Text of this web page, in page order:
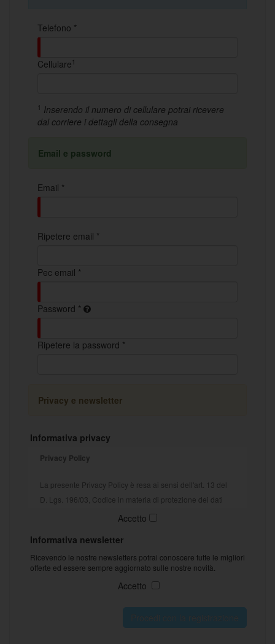
Telefono *
Cellulare 1
1 Inserendo il numero di cellulare potrai ricevere
dal corriere i dettagli della consegna
Email e password
Email *
Ripetere email *
Pec email *
Password *
Ripetere la password *
Privacy e newsletter
Informativa privacy
Privacy Policy
La presente Privacy Policy è resa ai sensi dell'art. 13 del
D. Lgs. 196/03, Codice in materia di protezione dei dati
personali e del Regolamento UE 20016/679 (GDPR).
volontariamente a MARIOCART S.R.L., Titolare del
trattamento, i propri dati personali. I dati personali
dell’utente inviati dagli utenti mediante le procedure di
registrazione ai nostri servizi saranno trattati nel rispetto
Accetto
Informativa newsletter
Ricevendo le nostre newsletters potrai conoscere tutte le migliori
offerte ed essere sempre aggiornato sulle nostre novità.
Accetto